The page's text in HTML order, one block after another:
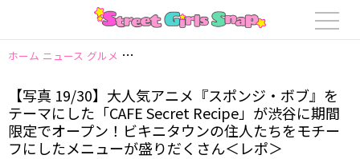
ホーム ニュース グルメ 【写真 19/30】大人気アニメ『スポンジ・ボブ』
【写真 19/30】大人気アニメ『スポンジ・ボブ』を
テーマにした「CAFE Secret Recipe」が渋谷に期間
限定でオープン！ビキニタウンの住人たちをモチー
フにしたメニューが盛りだくさん＜レポ＞